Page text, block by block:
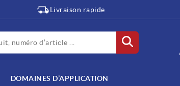
Livraison rapide
DOMAINES D’APPLICATION